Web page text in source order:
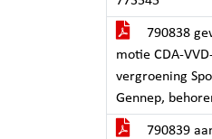
790838
motie CDA-
vergroening
Gennep,
790839